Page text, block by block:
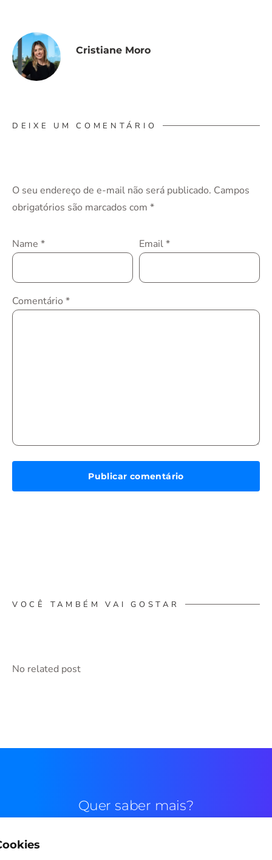
Cristiane Moro
DEIXE UM COMENTÁRIO
O seu endereço de e-mail não será publicado. Campos
obrigatórios são marcados com *
Name * Email*
Comentário *
VOCÊ TAMBÉM VAI GOSTAR
No related post
Quer saber mais?